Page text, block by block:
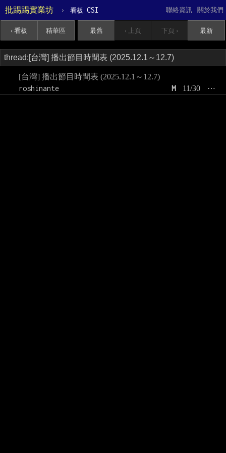
批踢踢實業坊 › 看板 CSI 關於我們
聯絡資訊
‹ 看板 精華區 最舊 ‹ 上頁 下頁 › 最新
[台灣] 播出節目時間表 (2025.12.1～12.7)
roshinante
⋯
11/30
M